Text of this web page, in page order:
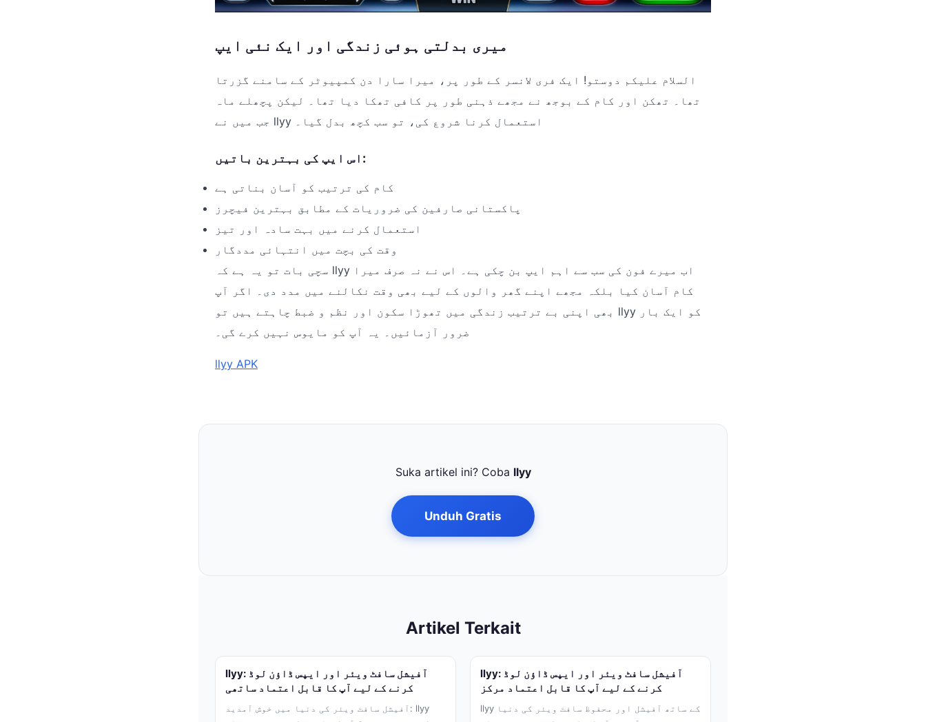
میری بدلتی ہوئی زندگی اور ایک نئی ایپ
السلام علیکم دوستو! ایک فری لانسر کے طور پر، میرا سارا دن کمپیوٹر کے سامنے گزرتا
تھا۔ تھکن اور کام کے بوجھ نے مجھے ذہنی طور پر کافی تھکا دیا تھا۔ لیکن پچھلے ماہ
جب میں نے llyy استعمال کرنا شروع کی، تو سب کچھ بدل گیا۔
اس ایپ کی بہترین باتیں:
کام کی ترتیب کو آسان بناتی ہے
پاکستانی صارفین کی ضروریات کے مطابق بہترین فیچرز
استعمال کرنے میں بہت سادہ اور تیز
وقت کی بچت میں انتہائی مددگار
سچی بات تو یہ ہے کہ llyy اب میرے فون کی سب سے اہم ایپ بن چکی ہے۔ اس نے نہ صرف میرا
کام آسان کیا بلکہ مجھے اپنے گھر والوں کے لیے بھی وقت نکالنے میں مدد دی۔ اگر آپ
بھی اپنی بے ترتیب زندگی میں تھوڑا سکون اور نظم و ضبط چاہتے ہیں تو llyy کو ایک بار
ضرور آزمائیں۔ یہ آپ کو مایوس نہیں کرے گی۔
llyy APK
Suka artikel ini? Coba llyy
Unduh Gratis
Artikel Terkait
llyy: آفیشل سافٹ ویئر اور ایپس ڈاؤن لوڈ
کرنے کے لیے آپ کا قابل اعتماد ساتھی
آفیشل سافٹ ویئر کی دنیا میں خوش آمدید: llyy
llyy: آفیشل سافٹ ویئر اور ایپس ڈاؤن لوڈ
کرنے کے لیے آپ کا قابل اعتماد مرکز
llyy کے ساتھ آفیشل اور محفوظ سافٹ ویئر کی دنیا